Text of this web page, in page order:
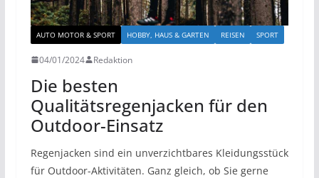
AUTO MOTOR & SPORT HOBBY, HAUS & GARTEN REISEN SPORT
04/01/2024 Redaktion
Die besten
Qualitätsregenjacken für den
Outdoor-Einsatz
Regenjacken sind ein unverzichtbares Kleidungsstück
für Outdoor-Aktivitäten. Ganz gleich, ob Sie gerne